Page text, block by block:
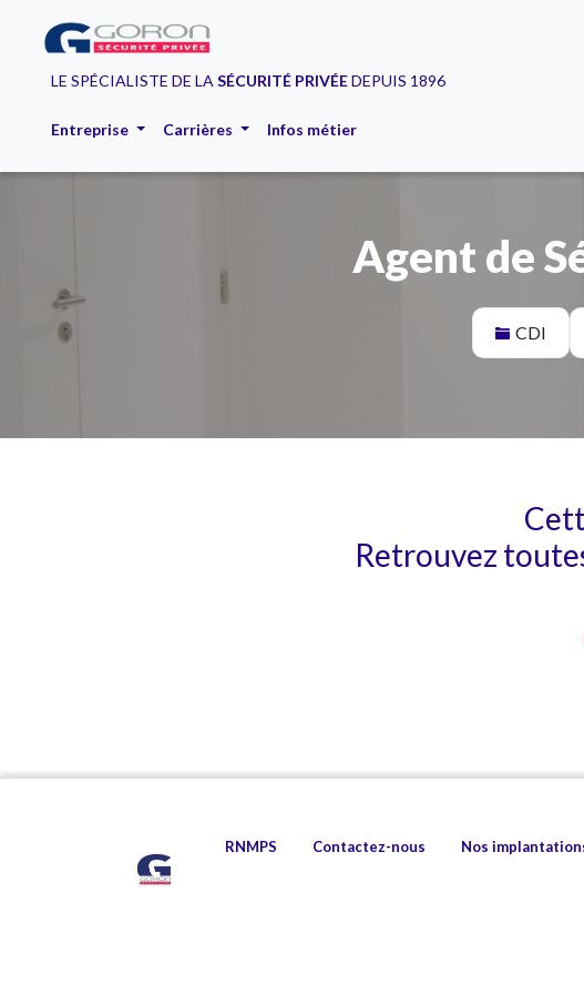
LE SPÉCIALISTE DE LA SÉCURITÉ PRIVÉEDEPUIS 1896
Entreprise Carrières Infos métier
Agent de
CDI
Retrouvez
RNMPS Contactez-nous Nos